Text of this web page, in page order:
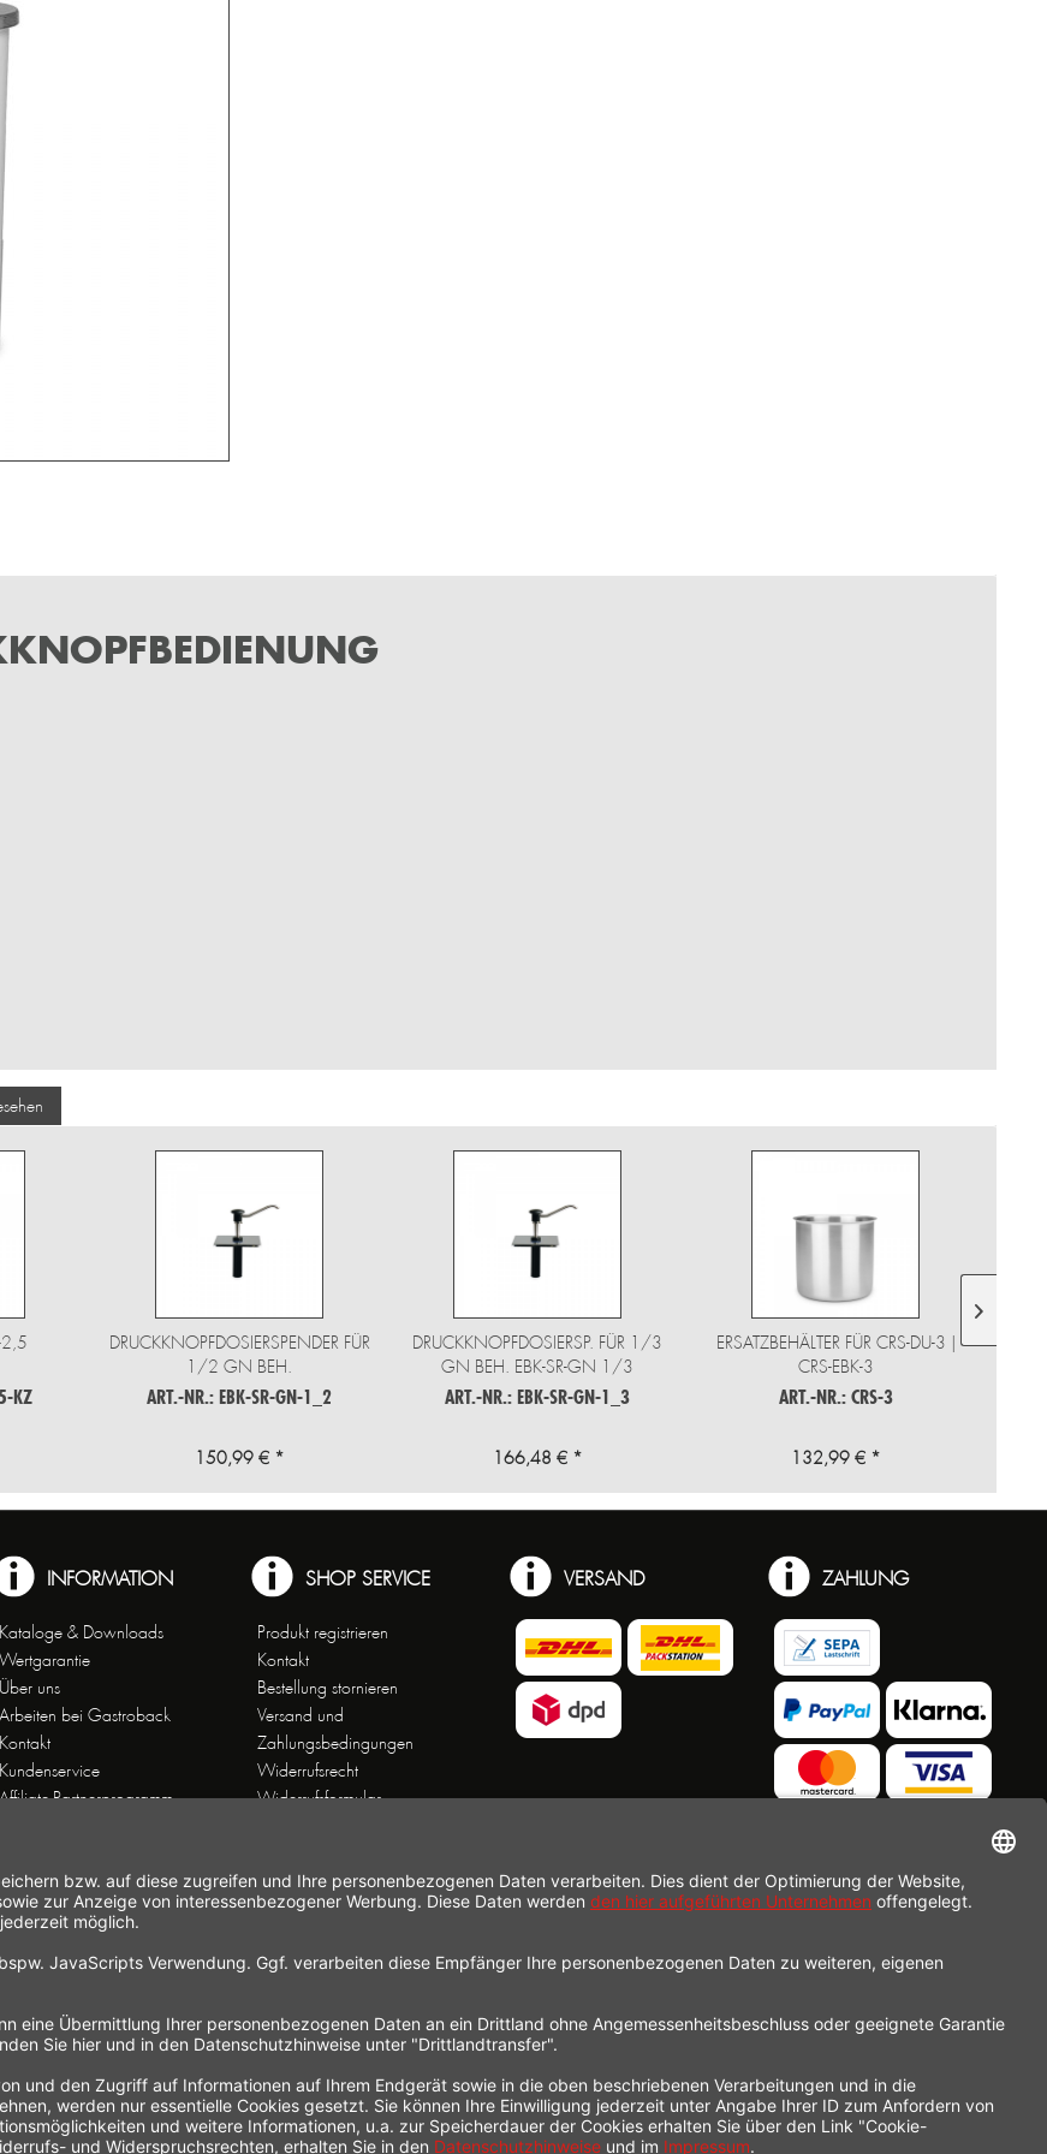
2,5
KZ
DRUCKKNOPFDOSIERSPENDER FÜR
1/2 GN BEH.
ART.-NR.: EBK-SR-GN-1_2
150,99 € *
DRUCKKNOPFDOSIERSP. FÜR 1/3
GN BEH. EBK-SR-GN 1/3
ART.-NR.: EBK-SR-GN-1_3
166,48 € *
ERSATZBEHÄLTER FÜR CRS-DU-3 |
CRS-EBK-3
ART.-NR.: CRS-3
132,99 € *
INFORMATION
Kataloge & Downloads
Wertgarantie
Über uns
Arbeiten bei Gastroback
Kontakt
Kundenservice
Partnerprogramm
Geschäftsbedingungen
Datenschutz
Elektroaltgeräteentsorgung
SHOP SERVICE
Produkt registrieren
Kontakt
Bestellung stornieren
Versand und
Zahlungsbedingungen
Widerrufsrecht
Widerrufsformular
VERSAND ZAHLUNG
Mehrwertsteuer zzgl.Versandkostenund ggf. Nachnahmegebühren, wenn nicht anders beschrieben